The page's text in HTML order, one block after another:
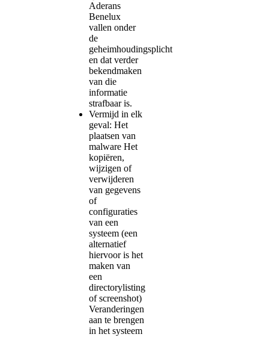
Aderans
Benelux
vallen onder
de
geheimhoudingsplicht
en dat verder
bekendmaken
van die
informatie
strafbaar is.
Vermijd in elk
geval: Het
plaatsen van
malware Het
kopiëren,
wijzigen of
verwijderen
van gegevens
of
configuraties
van een
systeem (een
alternatief
hiervoor is het
maken van
een
directorylisting
of screenshot)
Veranderingen
aan te brengen
in het systeem